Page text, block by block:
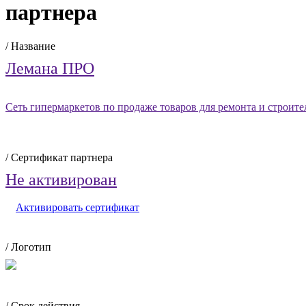
партнера
/ Название
Лемана ПРО
Сеть гипермаркетов по продаже товаров для ремонта и
/ Сертификат партнера
Не активирован
Активировать сертификат
/ Логотип